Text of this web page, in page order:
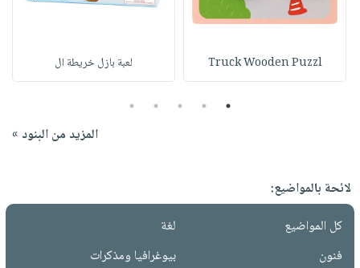
Truck Wooden Puzzl لعبة بازل خريطة ال
1
2
3
4
5
المزيد من البنود »
لائحة بالمواضيع:
كل المواضيع
لغة
فنون
بيوغرافيا ومذكرات